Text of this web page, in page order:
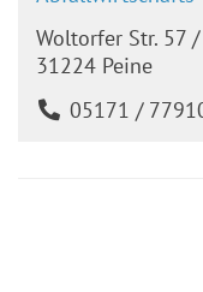
Woltorfer Str. 57
31224 Peine
05171 /